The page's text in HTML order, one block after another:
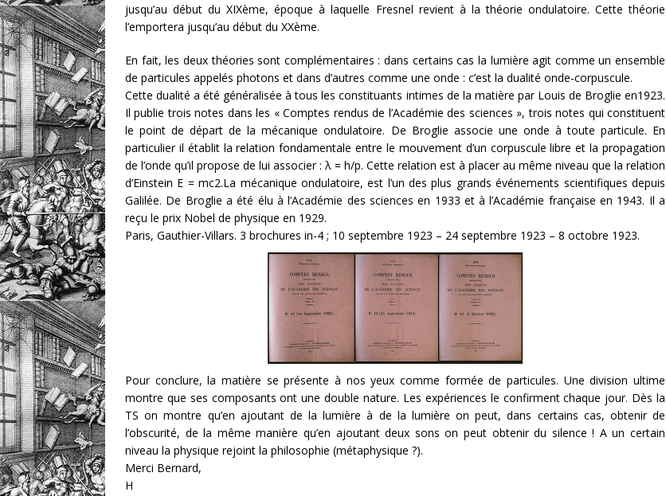
jusqu’au début du XIXème, époque à laquelle Fresnel revient à la théorie ondulatoire. Cette théorie
l’emportera jusqu’au début du XXème.
En fait, les deux théories sont complémentaires : dans certains cas la lumière agit comme un ensemble
de particules appelés photons et dans d’autres comme une onde : c’est la dualité onde-corpuscule.
Cette dualité a été généralisée à tous les constituants intimes de la matière par Louis de Broglie en1923.
Il publie trois notes dans les « Comptes rendus de l’Académie des sciences », trois notes qui constituent
le point de départ de la mécanique ondulatoire. De Broglie associe une onde à toute particule. En
particulier il établit la relation fondamentale entre le mouvement d’un corpuscule libre et la propagation
de l’onde qu’il propose de lui associer : λ = h/p. Cette relation est à placer au même niveau que la relation
d’Einstein E = mc2.La mécanique ondulatoire, est l’un des plus grands événements scientifiques depuis
Galilée. De Broglie a été élu à l’Académie des sciences en 1933 et à l’Académie française en 1943. Il a
reçu le prix Nobel de physique en 1929.
Paris, Gauthier-Villars. 3 brochures in-4 ; 10 septembre 1923 – 24 septembre 1923 – 8 octobre 1923.
Pour conclure, la matière se présente à nos yeux comme formée de particules. Une division ultime
montre que ses composants ont une double nature. Les expériences le confirment chaque jour. Dès la
TS on montre qu’en ajoutant de la lumière à de la lumière on peut, dans certains cas, obtenir de
l’obscurité, de la même manière qu’en ajoutant deux sons on peut obtenir du silence ! A un certain
niveau la physique rejoint la philosophie (métaphysique ?).
Merci Bernard,
H